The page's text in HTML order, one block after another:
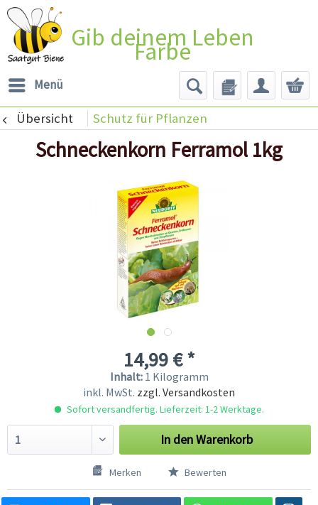
Gib deinem Leben
Farbe
Menü
Übersicht Schutz für Pflanzen
Schneckenkorn Ferramol 1kg
14,99 € *
Inhalt: 1 Kilogramm
inkl. MwSt. zzgl. Versandkosten
Sofort versandfertig. Lieferzeit: 1-2 Werktage.
In denWarenkorb
Merken Bewerten